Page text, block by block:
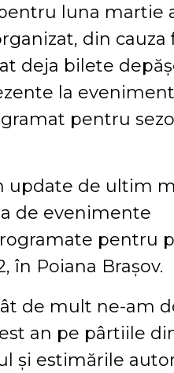
luna martie
din cauza
deja bilete
la
pentru
update de ultim
de evenimente
pentru
în Poiana Brașov.
de mult ne-am
an pe pârtiile
și estimările